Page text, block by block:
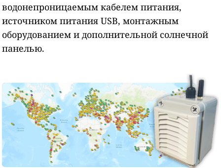
водонепроницаемым кабелем питания,
источником питания USB, монтажным
оборудованием и дополнительной солнечной
панелью.